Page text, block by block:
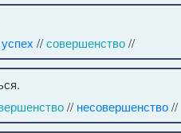
успех //совершенство//
// несовершенство//